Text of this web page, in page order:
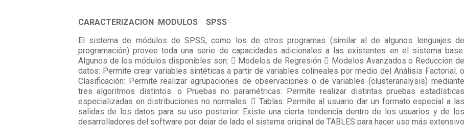
CARACTERIZACION MODULOS SPSS
El sistema de módulos de SPSS, como los de otros programas (similar al de algunos lenguajes de
programación) provee toda una serie de capacidades adicionales a las existentes en el sistema base.
Algunos de los módulos disponibles son:  Modelos de Regresión  Modelos Avanzados o Reducción de
datos: Permite crear variables sintéticas a partir de variables colineales por medio del Análisis Factorial. o
Clasificación: Permite realizar agrupaciones de observaciones o de variables (clusteranalysis) mediante
tres algoritmos distintos. o Pruebas no paramétricas: Permite realizar distintas pruebas estadísticas
especializadas en distribuciones no normales.  Tablas: Permite al usuario dar un formato especial a las
salidas de los datos para su uso posterior. Existe una cierta tendencia dentro de los usuarios y de los
desarrolladores del software por dejar de lado el sistema original de TABLES para hacer uso más extensivo